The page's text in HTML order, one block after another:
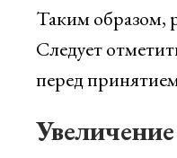
Таким образом,
Следует
перед